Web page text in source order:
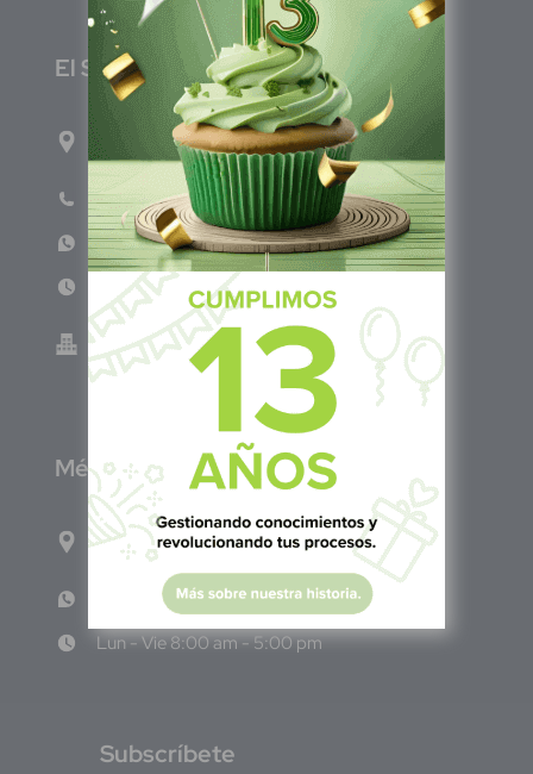
El Salvador
1ro Cll Pte, y 61 Av Nte, #3206, Local 9, San
Salvador Centro
Teléfono: +503 6986 1402
WhatsApp: +503 7687 3923
Lun - Vie 8:00am - 5:00pm
Green Know S.A de C.V - El Salvador 0614-
220118-102-0
México
Calle Pitágoras 234, Col. Narvarte Poniente,
Alcaldía Benito Juárez, C.P. 03020, CDMX
WhatsApp: +52 1 331 407 6342
Lun - Vie 8:00 am - 5:00 pm
Subscríbete